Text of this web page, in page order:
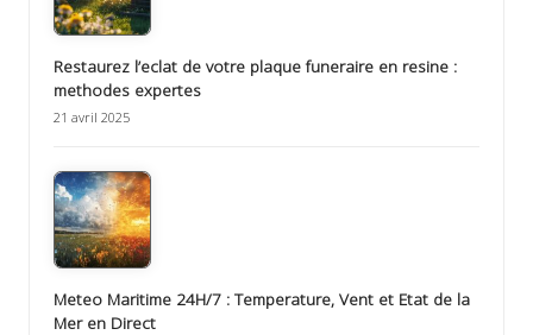
Restaurez l’eclat de votre plaque funeraire en resine :
methodes expertes
21 avril 2025
Meteo Maritime 24H/7 : Temperature, Vent et Etat de la
Mer en Direct